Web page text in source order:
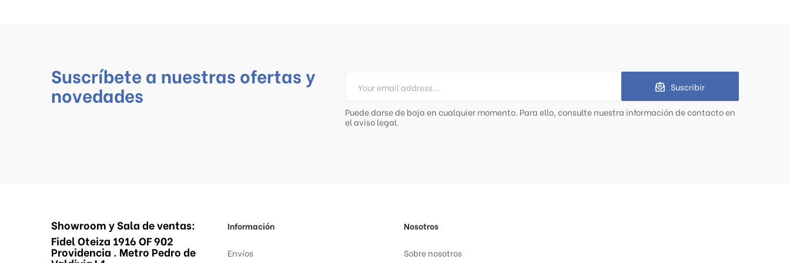
Suscríbete a nuestras ofertas y
novedades Suscribir
Puede darse de baja en cualquier momento. Para ello, consulte nuestra información de contacto en
el aviso legal.
Showroom y Sala de ventas:
Fidel Oteiza 1916 OF 902
Providencia . Metro Pedro de
Información
Envíos
Nosotros
Sobre nosotros